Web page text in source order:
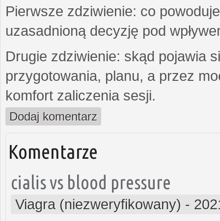
Pierwsze zdziwienie: co
uzasadnioną decyzję pod
Drugie zdziwienie: skąd pojawia
przygotowania, planu, a przez
komfort zaliczenia sesji.
Dodaj komentarz
Komentarze
cialis vs blood pressure
Viagra (niezweryfikowany) -